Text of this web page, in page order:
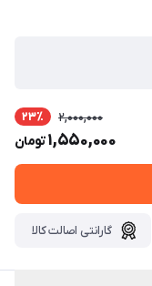
2,000,000 23٪
1,550,000تومان
گارانتی اصالت کالا